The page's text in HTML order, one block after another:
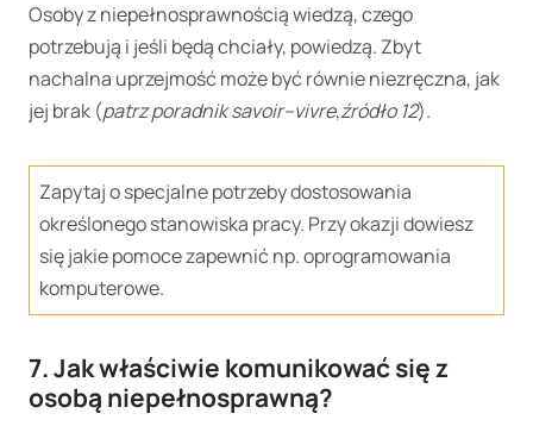
Osoby z niepełnosprawnością wiedzą, czego
potrzebują i jeśli będą chciały, powiedzą. Zbyt
nachalna uprzejmość może być równie niezręczna, jak
jej brak (patrzporadnik savoir–vivre,źródło 12).
Zapytaj o specjalne potrzeby dostosowania
określonego stanowiska pracy. Przy okazji dowiesz
się jakie pomoce zapewnić np. oprogramowania
komputerowe.
7. Jak właściwie komunikować się z
osobą niepełnosprawną?